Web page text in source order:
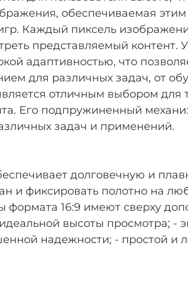
обеспечиваемая
Каждый пиксель
представляемый
адаптивностью, что
для различных задач, от
отличным выбором для
Его подпружиненный
задач и применений.
долговечную и
и фиксировать полотно на
16:9 имеют сверху
высоты просмотра; -
надежности; - простой и